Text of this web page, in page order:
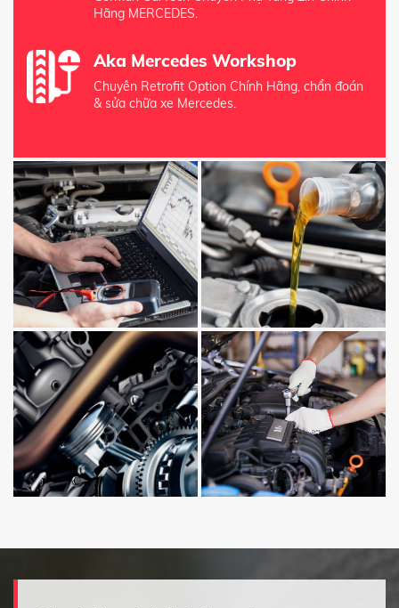
Hãng MERCEDES.
Aka Mercedes Workshop
Chuyên Retrofit Option Chính Hãng, chẩn đoán
& sửa chữa xe Mercedes.